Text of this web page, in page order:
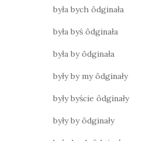
była bych ôdginała
była byś ôdginała
była by ôdginała
były by my ôdginały
były byście ôdginały
były by ôdginały